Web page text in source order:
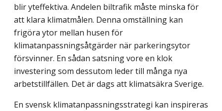
blir yteffektiva. Andelen biltrafik måste minska för
att klara klimatmålen. Denna omställning kan
frigöra ytor mellan husen för
klimatanpassningsåtgärder när parkeringsytor
försvinner. En sådan satsning vore en klok
investering som dessutom leder till många nya
arbetstillfällen. Det är dags att klimatsäkra Sverige.
En svensk klimatanpassningsstrategi kan inspireras